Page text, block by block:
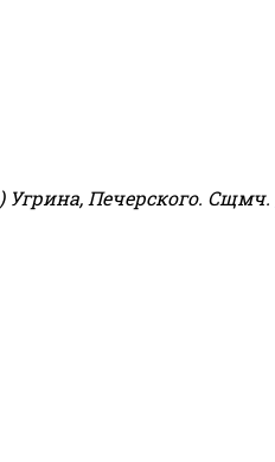
) Угрина, Печерского. Сщмч.